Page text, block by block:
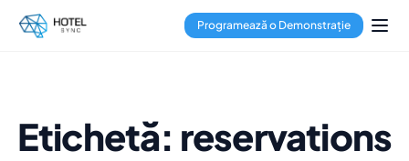
Programează o Demonstrație
Etichetă: reservations